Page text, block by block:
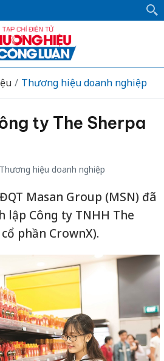
Thương hiệu doanh nghiệp
ty The Sherpa
Thương hiệu doanh nghiệp
Masan Group (MSN) đã
lập Công ty TNHH The
phần CrownX).